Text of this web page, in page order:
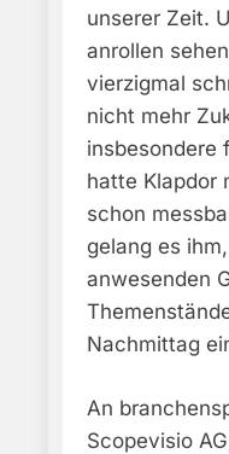
unserer Zeit.
anrollen
vierzigmal
nicht mehr
insbesondere
hatte Klapdor
schon
gelang es
anwesenden
Nachmittag
An
Scopevisio